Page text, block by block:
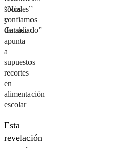
“Nos
confiamos
demasiado”
sociales”
y
Cataldo
apunta
a
supuestos
recortes
en
alimentación
escolar
Esta
revelación